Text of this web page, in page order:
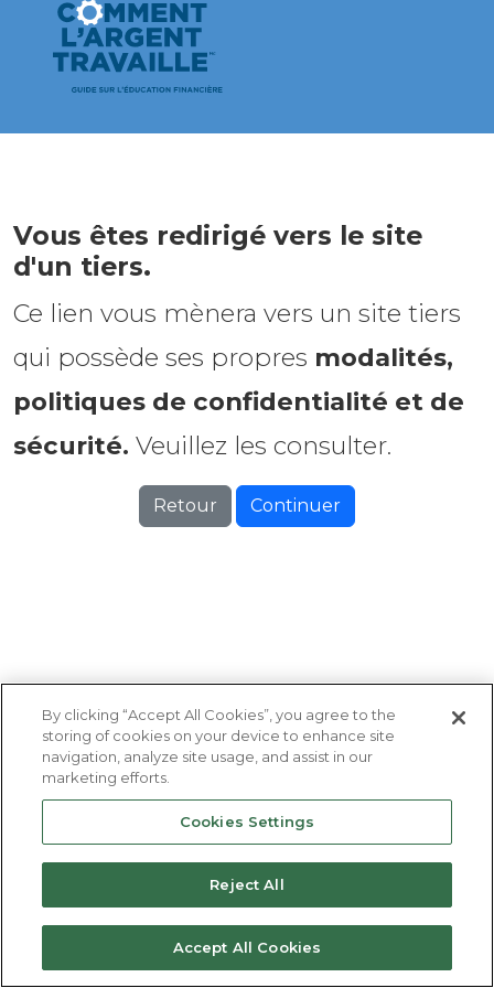
Vous êtes redirigé vers le site
d'un tiers.
Ce lien vous mènera vers un site tiers
qui possède ses propres modalités,
politiques de confidentialité et de
sécurité. Veuillez les consulter.
Retour Continuer
By clicking “Accept All Cookies”, you agree to the
storing of cookies on your device to enhance site
navigation, analyze site usage, and assist in our
marketing efforts.
Cookies Settings
Reject All
Accept All Cookies